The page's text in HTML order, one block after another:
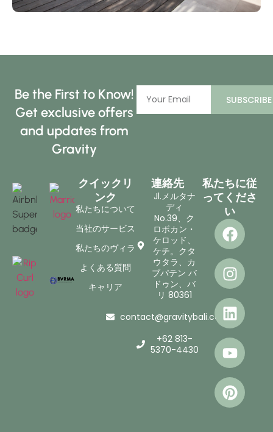
Be the First to Know!
Get exclusive offers
and updates from
Gravity
SUBSCRIBE
クイックリ
ンク
私たちについて
当社のサービス
私たちのヴィラ
よくある質問
キャリア
連絡先
Jl.メルタナ
ディ
No.39、ク
ロボカン・
ケロッド、
ケチ。クタ
ウタラ、カ
ブパテン バ
ドゥン、バ
リ 80361
contact@gravitybali.com
+62 813-
5370-4430
私たちに従
ってくださ
い